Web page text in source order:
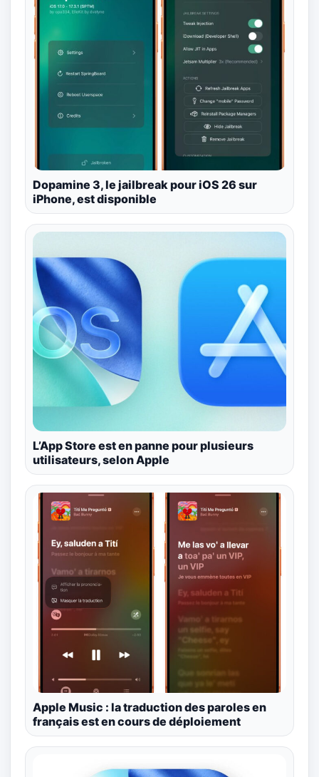
Dopamine 3, le jailbreak pour iOS 26 sur
iPhone, est disponible
L’App Store est en panne pour plusieurs
utilisateurs, selon Apple
Apple Music : la traduction des paroles en
français est en cours de déploiement